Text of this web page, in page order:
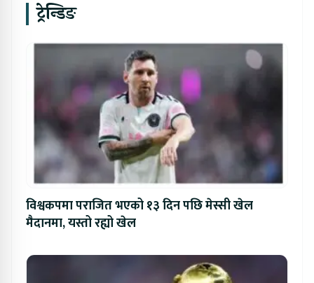
ट्रेन्डिङ
विश्वकपमा पराजित भएको १३ दिन पछि मेस्सी खेल
मैदानमा, यस्तो रह्यो खेल